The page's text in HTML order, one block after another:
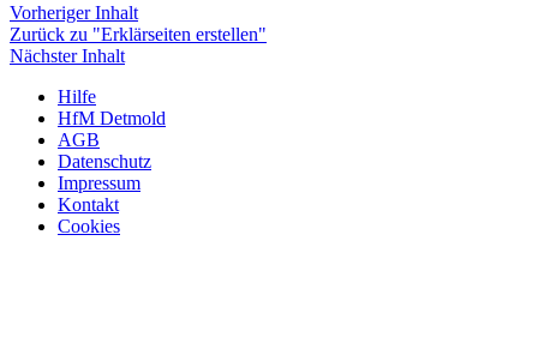
Vorheriger Inhalt
Zurück zu "Erklärseiten erstellen"
Nächster Inhalt
Hilfe
HfM Detmold
AGB
Datenschutz
Impressum
Kontakt
Cookies